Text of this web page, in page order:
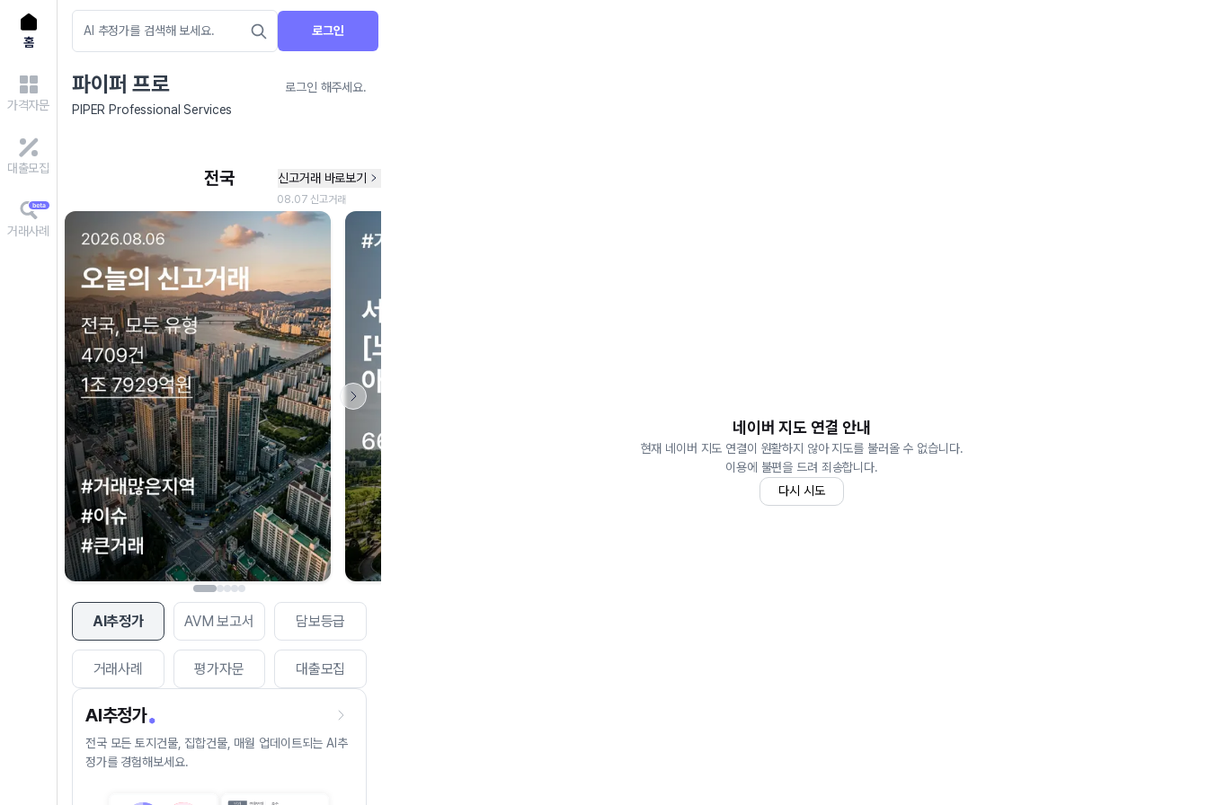
홈
가격자문
대출모집
거래사례
로그인
파이퍼 프로
로그인 해주세요.
PIPER Professional Services
AI추정가 AVM 보고서 담보등급
거래사례 평가자문 대출모집
AI추정가
전국 모든 토지건물, 집합건물, 매월 업데이트되는 AI추
정가를 경험해보세요.
네이버 지도 연결 안내
현재 네이버 지도 연결이 원활하지 않아 지도를 불러올 수 없습니다.
이용에 불편을 드려 죄송합니다.
다시 시도